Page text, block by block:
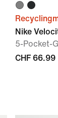
Nike
5-Pocket-
CHF 66.99